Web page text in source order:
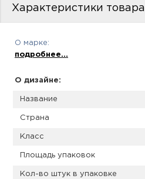
Характеристики товара
О марке:
подробнее...
О дизайне:
Название
Страна
Класс
Площадь упаковок
Кол-во штук в упаковке